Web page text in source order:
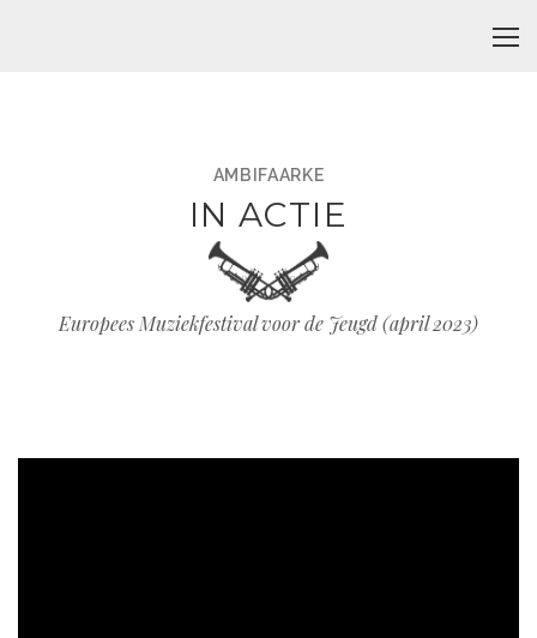
AMBIFAARKE
IN ACTIE
Europees Muziekfestival voor de Jeugd (april 2023)